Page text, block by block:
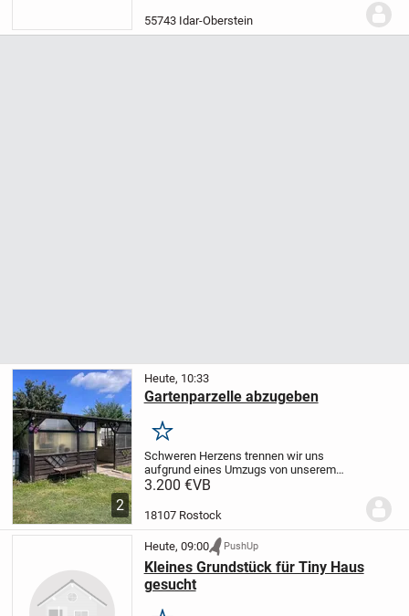
Eigentümer zu verkaufen.
55743 Idar-Oberstein
2
Heute, 10:33
Gartenparzelle abzugeben
Merken
Schweren Herzens trennen wir uns
aufgrund eines Umzugs von unserem
geliebten Garten, der uns viele schöne
uns, dass dieses kleine Stück Grün
3.200 €VB
18107 Rostock
Heute, 09:00 PushUp
Kleines Grundstück für Tiny Haus
gesucht